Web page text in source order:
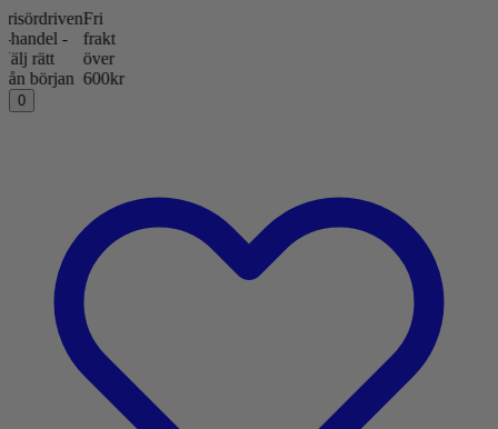
-
Fri
frakt
över
600kr
0